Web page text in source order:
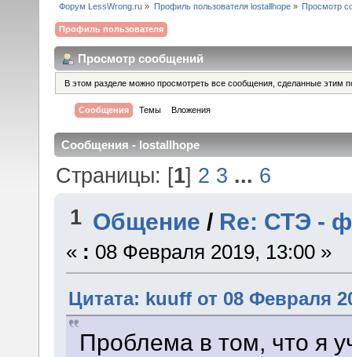
Форум LessWrong.ru » Профиль пользователя lostallhope» Просмотр
Профиль пользователя
Просмотр сообщений
В этом разделе можно просмотреть все сообщения, сделанные этим
Сообщения Темы Вложения
Сообщения - lostallhope
Страницы: [1] 2 3 ... 6
1 Общение / Re: СТЭ -
« : 08 Февраля 2019, 13:00 »
Цитата: kuuff от 08 Февраля
Проблема в том, что я